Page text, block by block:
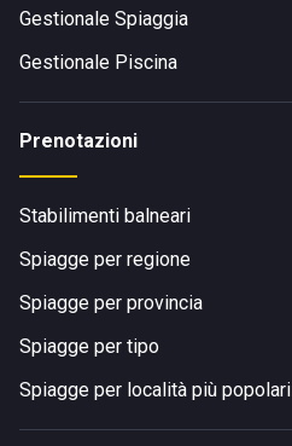
Gestionale Spiaggia
Gestionale Piscina
Prenotazioni
Stabilimenti balneari
Spiagge per regione
Spiagge per provincia
Spiagge per tipo
Spiagge per località più popolari